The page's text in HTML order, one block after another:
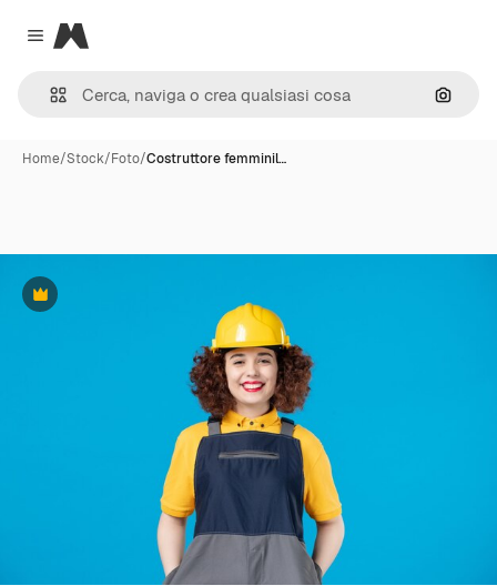
Close menu
Magnific
Cerca
Home/Stock/Foto/Costruttore femminil…
Premium